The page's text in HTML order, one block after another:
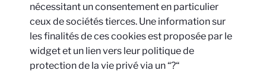
nécessitant un consentement en particulier
ceux de sociétés tierces. Une information sur
les finalités de ces cookies est proposée par le
widget et un lien vers leur politique de
protection de la vie privé via un “?“